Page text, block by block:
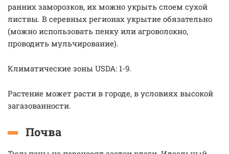
ранних заморозков, их можно укрыть слоем сухой
листвы. В серевных регионах укрытие обязательно
(можно использовать пенку или агроволокно,
проводить мульчирование).
Климатические зоны USDA: 1-9.
Растение может расти в городе, в условиях высокой
загазованности.
Почва